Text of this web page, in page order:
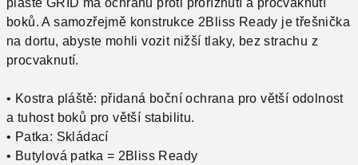
pláště GRID má ochranu proti proříznutí a procvaknutí
boků. A samozřejmě konstrukce 2Bliss Ready je třešnička
na dortu, abyste mohli vozit nižší tlaky, bez strachu z
procvaknutí.
• Kostra pláště: přidaná boční ochrana pro větší odolnost
a tuhost boků pro větší stabilitu.
• Patka: Skládací
• Butylová patka = 2Bliss Ready